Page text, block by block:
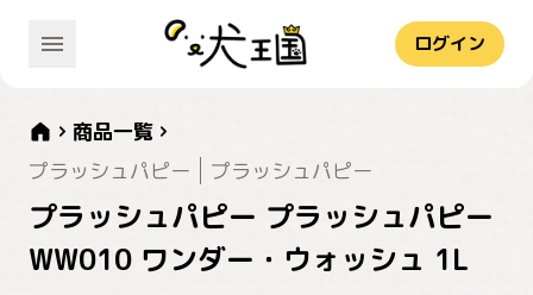
ログイン
商品一覧
プラッシュパピー
プラッシュパピー
プラッシュパピー プラッシュパピー
WW010 ワンダー・ウォッシュ 1L